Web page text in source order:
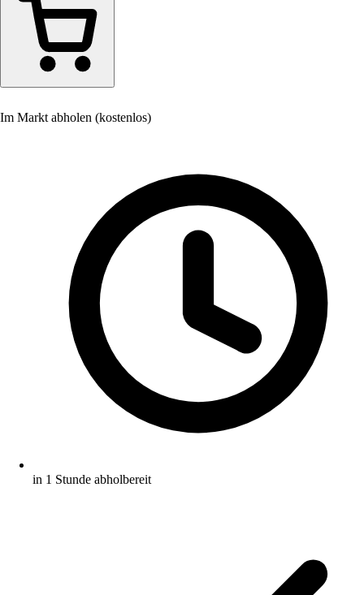
Im Markt abholen (kostenlos)
in 1 Stunde abholbereit